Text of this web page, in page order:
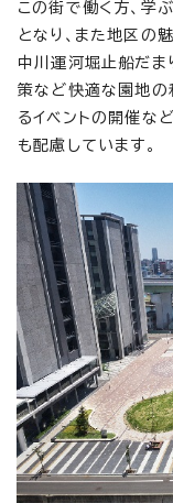
この街で働く方、学
となり、また地区の
中川運河堀止船だま
策など快適な園地の
るイベントの開催な
も配慮しています。